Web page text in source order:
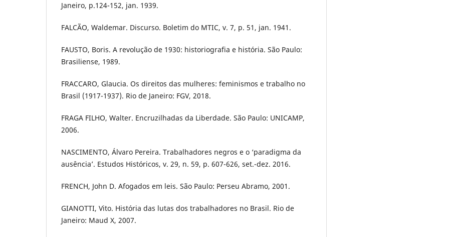
Janeiro, p.124-152, jan. 1939.
FALCÃO, Waldemar. Discurso. Boletim do MTIC, v. 7, p. 51, jan. 1941.
FAUSTO, Boris. A revolução de 1930: historiografia e história. São Paulo:
Brasiliense, 1989.
FRACCARO, Glaucia. Os direitos das mulheres: feminismos e trabalho no
Brasil (1917-1937). Rio de Janeiro: FGV, 2018.
FRAGA FILHO, Walter. Encruzilhadas da Liberdade. São Paulo: UNICAMP,
2006.
NASCIMENTO, Álvaro Pereira. Trabalhadores negros e o ‘paradigma da
ausência’. Estudos Históricos, v. 29, n. 59, p. 607-626, set.-dez. 2016.
FRENCH, John D. Afogados em leis. São Paulo: Perseu Abramo, 2001.
GIANOTTI, Vito. História das lutas dos trabalhadores no Brasil. Rio de
Janeiro: Maud X, 2007.